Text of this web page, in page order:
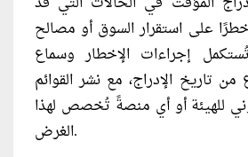
على استقرار السوق أو مصالح
إجراءات الإخطار وسماع
تاريخ الإدراج، مع نشر القوائم
للهيئة أو أي منصةً تُخصص لهذا
الغرض.